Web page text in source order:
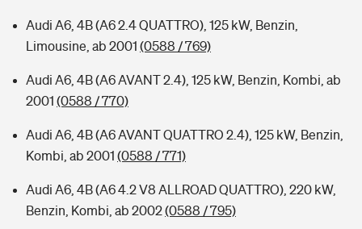
Audi A6, 4B (A6 2.4 QUATTRO), 125 kW, Benzin,
Limousine, ab 2001 (0588 / 769)
Audi A6, 4B (A6 AVANT 2.4), 125 kW, Benzin, Kombi, ab
2001 (0588 / 770)
Audi A6, 4B (A6 AVANT QUATTRO 2.4), 125 kW, Benzin,
Kombi, ab 2001 (0588 / 771)
Audi A6, 4B (A6 4.2 V8 ALLROAD QUATTRO), 220 kW,
Benzin, Kombi, ab 2002(0588 / 795)